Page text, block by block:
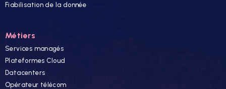
Fiabilisation de la donnée
Métiers
Services managés
Plateformes Cloud
Datacenters
Opérateur télécom